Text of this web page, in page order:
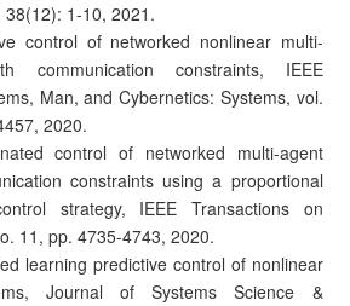
38(12): 1-10, 2021.
control of networked nonlinear multi-
communication constraints, IEEE
Man, and Cybernetics: Systems, vol.
2020.
control of networked multi-agent
constraints using a proportional
strategy, IEEE Transactions on
11, pp. 4735-4743, 2020.
learning predictive control of nonlinear
Journal of Systems Science &